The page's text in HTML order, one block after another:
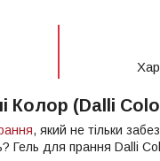
Колор (Dalli
, який не тільки
Гель для прання Dalli